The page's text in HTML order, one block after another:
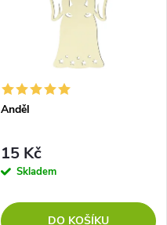
Anděl
15 Kč
Skladem
DO KOŠÍKU